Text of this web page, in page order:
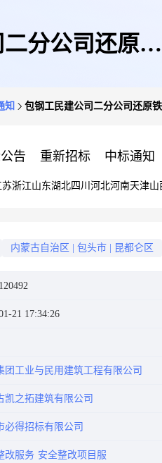
分公司还原铁
知 包钢工民建公司二分公司还原
告 重新招标 中标通知
苏浙江山东湖北四川 河北河南天津山
内蒙古自治区 包头市 昆都仑区
21 17:34:26
团工业与民用建筑工程有限公司
凯之拓建筑有限公司
必得招标有限公司
改服务 安全整改项目服